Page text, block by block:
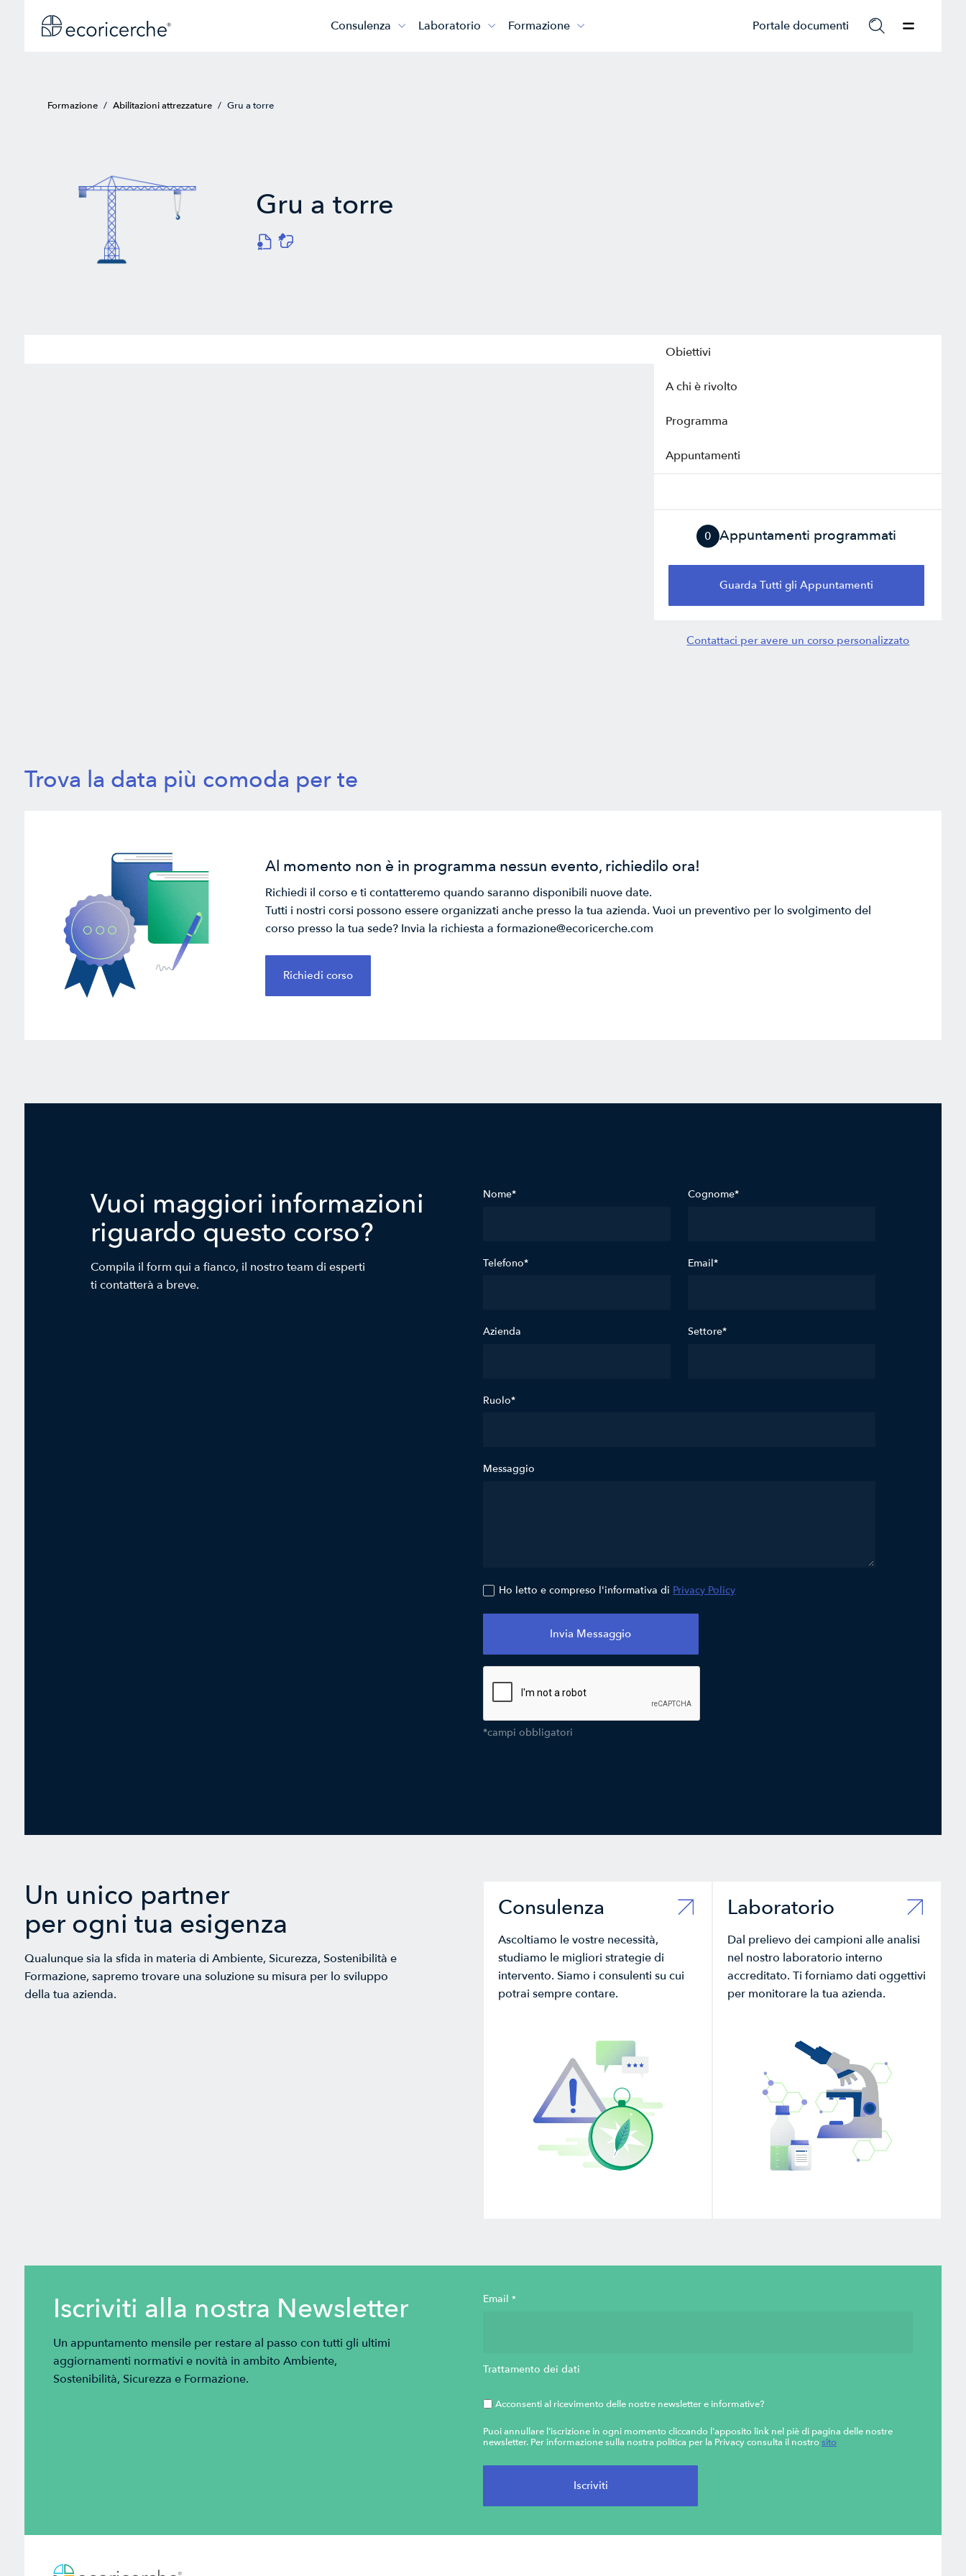
Consulenza  Laboratorio  Formazione  Portale documenti
Formazione / Abilitazioni attrezzature / Gru a torre
Gru a torre
ﻜ "
Obiettivi
A chi è rivolto
Programma
Appuntamenti
0 Appuntamenti programmati
Guarda Tutti gli Appuntamenti
Contattaci per avere un corso personalizzato
Trova la data più comoda per te
Al momento non è in programma nessun evento, richiedilo ora!
Richiedi il corso e ti contatteremo quando saranno disponibili nuove date.
Tutti i nostri corsi possono essere organizzati anche presso la tua azienda. Vuoi un preventivo per lo svolgimento del
corso presso la tua sede? Invia la richiesta a formazione@ecoricerche.com
Richiedi corso
Vuoi maggiori informazioni
riguardo questo corso?
Compila il form qui a fianco, il nostro team di esperti
ti contatterà a breve.
Nome* Cognome*
Telefono* Email*
Azienda Settore*
Ruolo*
Messaggio
Ho letto e compreso l'informativa di Privacy Policy
*campi obbligatori
Un unico partner
per ogni tua esigenza
Qualunque sia la sfida in materia di Ambiente, Sicurezza, Sostenibilità e
Formazione, sapremo trovare una soluzione su misura per lo sviluppo
della tua azienda.
Consulenza
Ascoltiamo le vostre necessità,
studiamo le migliori strategie di
intervento. Siamo i consulenti su cui
potrai sempre contare.
Laboratorio
Dal prelievo dei campioni alle analisi
nel nostro laboratorio interno
accreditato. Ti forniamo dati oggettivi
per monitorare la tua azienda.
Iscriviti alla nostra Newsletter
Un appuntamento mensile per restare al passo con tutti gli ultimi
aggiornamenti normativi e novità in ambito Ambiente,
Sostenibilità, Sicurezza e Formazione.
Email *
Trattamento dei dati
Acconsenti al ricevimento delle nostre newsletter e informative?
Puoi annullare l'iscrizione in ogni momento cliccando l'apposito link nel piè di pagina delle nostre
newsletter. Per informazione sulla nostra politica per la Privacy consulta il nostrosito